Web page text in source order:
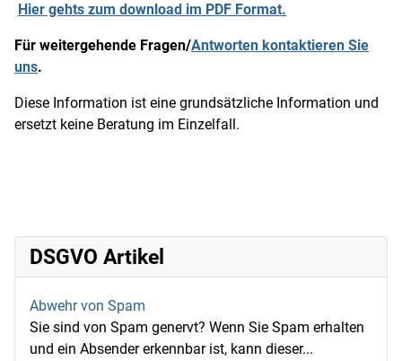
Hier gehts zum download im PDF Format.
Für weitergehende Fragen/Antworten kontaktieren Sie
uns.
Diese Information ist eine grundsätzliche Information und
ersetzt keine Beratung im Einzelfall.
DSGVO Artikel
Abwehr von Spam
Sie sind von Spam genervt? Wenn Sie Spam erhalten
und ein Absender erkennbar ist, kann dieser...